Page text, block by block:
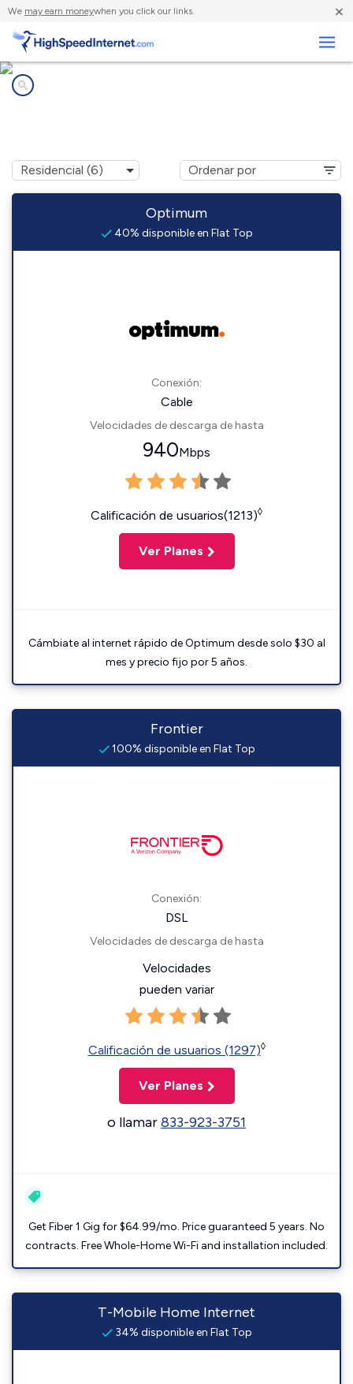
We may earn moneywhen you click our links. ×
Optimum
40% disponible en Flat Top
Conexión:
Cable
Velocidades de descarga de hasta
940Mbps
Calificación de usuarios(1213)◊
Ver Planes
Cámbiate al internet rápido de Optimum desde solo $30 al
mes y precio fijo por 5 años.
Frontier
100% disponible en Flat Top
Conexión:
DSL
Velocidades de descarga de hasta
Velocidades
pueden variar
Calificación de usuarios (1297)◊
Ver Planes
o llamar833-923-3751
Get Fiber 1 Gig for $64.99/mo. Price guaranteed 5 years. No
contracts. Free Whole-Home Wi-Fi and installation included.
T-Mobile Home Internet
34% disponible en Flat Top